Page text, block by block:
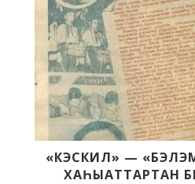
«КЭСКИЛ» —
ХАҺЫАТТАРТАН